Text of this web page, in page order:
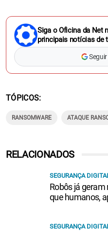
Siga o Oficina da Net
principais notícias de
TÓPICOS
RANSOMWARE ATAQUE
RELACIONADOS
SEGURANÇA
Robôs já
que humanos,
SEGURANÇA